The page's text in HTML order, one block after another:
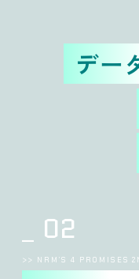
デー
02
>> NRM’S 4 PROMISES